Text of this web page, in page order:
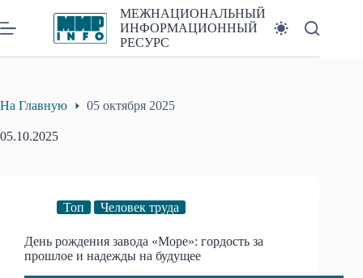
к
сути
МЕЖНАЦИОНАЛЬНЫЙ
ИНФОРМАЦИОННЫЙ
РЕСУРС
На Главную 05 октября 2025
05.10.2025
Топ Человек труда
День рождения завода «Море»: гордость за
прошлое и надежды на будущее